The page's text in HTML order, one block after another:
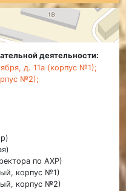
деятельности:
д. 11а (корпус №1);
№2);
по АХР)
корпус №1)
корпус №2)